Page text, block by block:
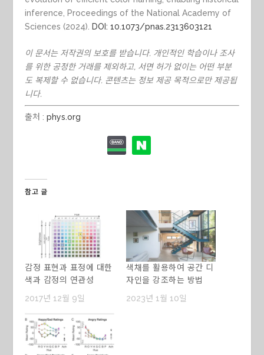
inference, Proceedings of the National Academy of
Sciences (2024). DOI: 10.1073/pnas.2313603121
이 문서는 저작권의 보호를 받습니다. 개인적인 학습이나 조사
를 위한 공정한 거래를 제외하고, 서면 허가 없이는 어떤 부분
도 복제할 수 없습니다. 콘텐츠는 정보 제공 목적으로만 제공됩
니다.
출처 :phys.org
참고 글
감정 표현과 표정에 대한
색과 감정의 연관성
2017년 12월 9일
색채를 활용하여 공간 디
자인을 강조하는 방법
2023년 1월 10일